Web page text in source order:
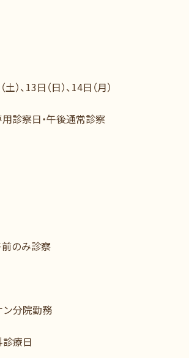
、13日（日）、14日（月）
診察日・午後通常診察
のみ診察
分院勤務
療日